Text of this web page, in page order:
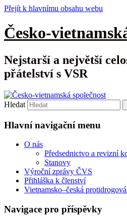
Přejít k hlavnímu obsahu webu
Česko-
Nejstarší a největší
přátelství s VSR
Hledat
Hlavní navigační menu
O nás
Předsednictvo a revizní
Stanovy
Výroční zprávy ČVS
Přihláška k členství
Vietnamsko–česká
Navigace pro příspěvky